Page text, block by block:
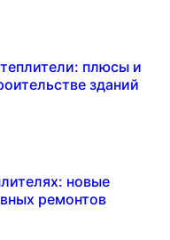
плюсы и
зданий
новые
ремонтов